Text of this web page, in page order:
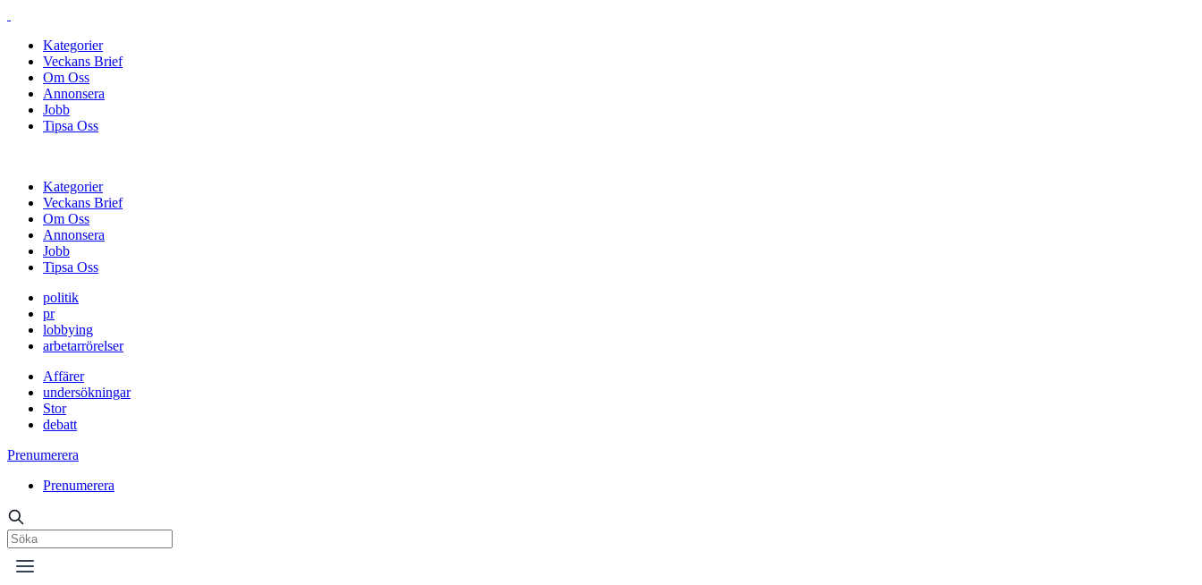
Kategorier
Veckans Brief
Om Oss
Annonsera
Jobb
Tipsa Oss
Kategorier
Veckans Brief
Om Oss
Annonsera
Jobb
Tipsa Oss
politik
pr
lobbying
arbetarrörelser
Affärer
undersökningar
Stor
debatt
Prenumerera
Prenumerera